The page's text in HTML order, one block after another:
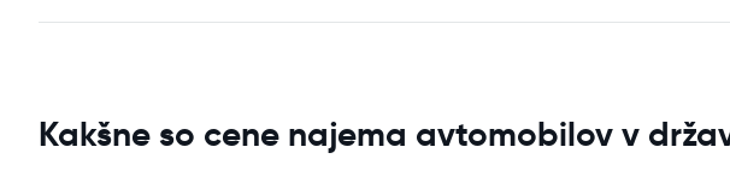
Kakšne so cene najema avtomobilov v